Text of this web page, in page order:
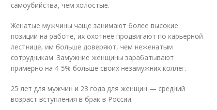
самоубийства, чем холостые.
Женатые мужчины чаще занимают более высокие
позиции на работе, их охотнее продвигают по карьерной
лестнице, им больше доверяют, чем неженатым
сотрудникам. Замужние женщины зарабатывают
примерно на 4-5% больше своих незамужних коллег.
25 лет для мужчин и 23 года для женщин — средний
возраст вступления в брак в России.